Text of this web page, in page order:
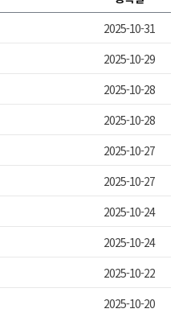
2025-10-31
2025-10-29
2025-10-28
2025-10-28
2025-10-27
2025-10-27
2025-10-24
2025-10-24
2025-10-22
2025-10-20